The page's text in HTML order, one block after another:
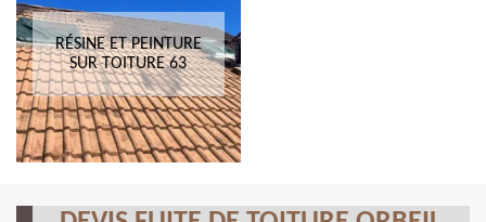
RÉSINE ET PEINTURE
SUR TOITURE 63